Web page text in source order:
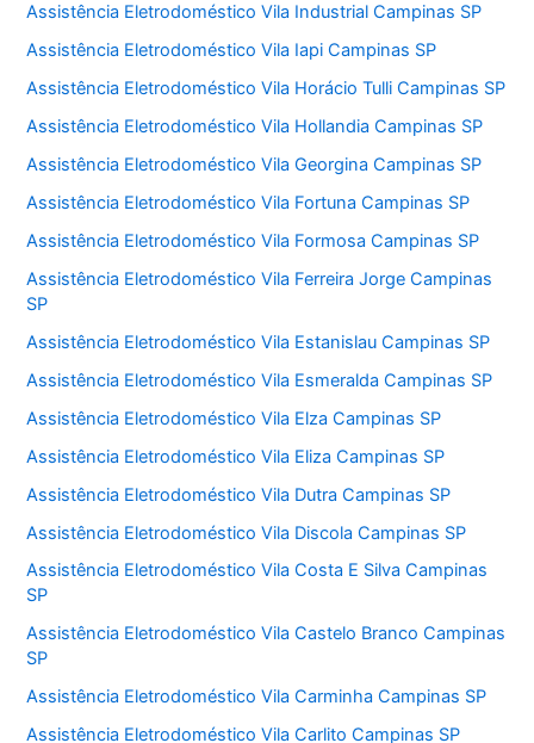
Assistência Eletrodoméstico Vila Industrial Campinas SP
Assistência Eletrodoméstico Vila Iapi Campinas SP
Assistência Eletrodoméstico Vila Horácio Tulli Campinas SP
Assistência Eletrodoméstico Vila Hollandia Campinas SP
Assistência Eletrodoméstico Vila Georgina Campinas SP
Assistência Eletrodoméstico Vila Fortuna Campinas SP
Assistência Eletrodoméstico Vila Formosa Campinas SP
Assistência Eletrodoméstico Vila Ferreira Jorge Campinas
SP
Assistência Eletrodoméstico Vila Estanislau Campinas SP
Assistência Eletrodoméstico Vila Esmeralda Campinas SP
Assistência Eletrodoméstico Vila Elza Campinas SP
Assistência Eletrodoméstico Vila Eliza Campinas SP
Assistência Eletrodoméstico Vila Dutra Campinas SP
Assistência Eletrodoméstico Vila Discola Campinas SP
Assistência Eletrodoméstico Vila Costa E Silva Campinas
SP
Assistência Eletrodoméstico Vila Castelo Branco Campinas
SP
Assistência Eletrodoméstico Vila Carminha Campinas SP
Assistência Eletrodoméstico Vila Carlito Campinas SP